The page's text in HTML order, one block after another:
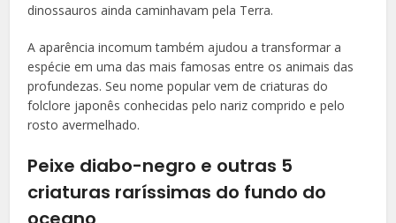
dinossauros ainda caminhavam pela Terra.
A aparência incomum também ajudou a transformar a
espécie em uma das mais famosas entre os animais das
profundezas. Seu nome popular vem de criaturas do
folclore japonês conhecidas pelo nariz comprido e pelo
rosto avermelhado.
Peixe diabo-negro e outras 5
criaturas raríssimas do fundo do